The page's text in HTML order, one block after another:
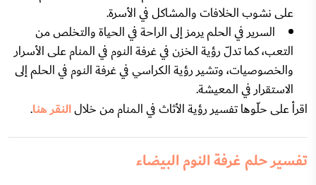
على نشوب الخلافات والمشاكل في الأسرة.
السرير في الحلم يرمز إلى الراحة في الحياة والتخلص من
التعب، كما تدلّ رؤية الخزن في غرفة النوم في المنام على الأسرار
والخصوصيات، وتشير رؤية الكراسي في غرفة النوم في الحلم إلى
الاستقرار في المعيشة.
اقرأ على حلّوها تفسير رؤية الأثاث في المنام من خلالالنقر هنا.
تفسير حلم غرفة النوم البيضاء